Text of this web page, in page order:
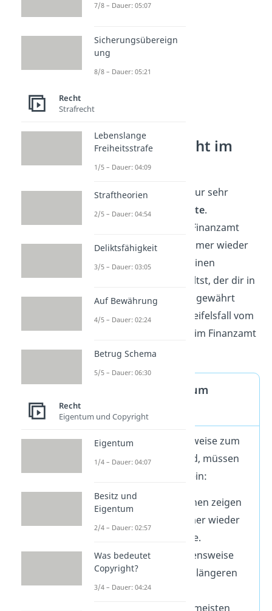
Gewohnheitsrecht im
Steuerrecht
Im Steuerrecht hast du nur sehr
selten Gewohnheitsrechte.
Grundsätzlich kann das Finanzamt
seine Entscheidungen immer wieder
neu treffen. Ob du also einen
steuerlichen Vorteil erhältst, der dir in
den vergangenen Jahren gewährt
wurde, hängt also im Zweifelsfall vom
zuständigen Mitarbeiter im Finanzamt
ab.
Wann wird etwas zum
Damit eine Verhaltensweise zum
Gewohnheitsrecht wird, müssen
erfüllt sein:
Übung
: Die Menschen zeigen
in ihrem Alltag immer wieder
die Verhaltensweise.
Dauer: Die Verhaltensweise
besteht über einen längeren
Zeitraum.
: Die meisten
7/8 – Dauer: 05:07
Sicherungsübereign
ung
8/8 – Dauer: 05:21
Recht
Strafrecht
Lebenslange
Freiheitsstrafe
1/5 – Dauer: 04:09
Straftheorien
2/5 – Dauer: 04:54
Deliktsfähigkeit
3/5 – Dauer: 03:05
Auf Bewährung
4/5 – Dauer: 02:24
Betrug Schema
5/5 – Dauer: 06:30
Recht
Eigentum und Copyright
Eigentum
1/4 – Dauer: 04:07
Besitz und
Eigentum
2/4 – Dauer: 02:57
Was bedeutet
Copyright?
3/4 – Dauer: 04:24